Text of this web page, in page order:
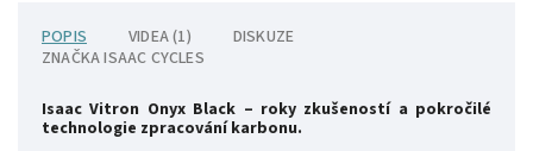
POPIS VIDEA (1)
DISKUZE
ZNAČKAISAAC CYCLES
Isaac Vitron Onyx Black – roky zkušeností a pokročilé
technologie zpracování karbonu.